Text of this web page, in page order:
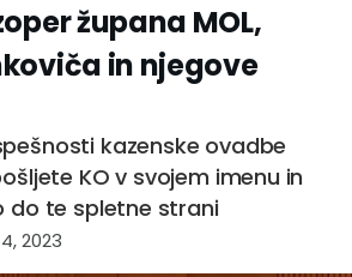
župana MOL,
in njegove
kazenske ovadbe
KO v svojem imenu in
do te spletne strani
2023